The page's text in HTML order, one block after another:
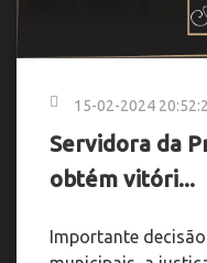
15-02-2024
Servidora da
obtém vitóri...
Importante